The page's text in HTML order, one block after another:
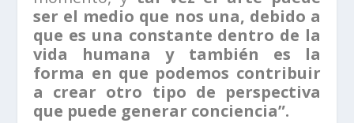
ser el medio que nos una, debido a
que es una constante dentro de la
vida humana y también es la
forma en que podemos contribuir
a crear otro tipo de perspectiva
que puede generar conciencia”.